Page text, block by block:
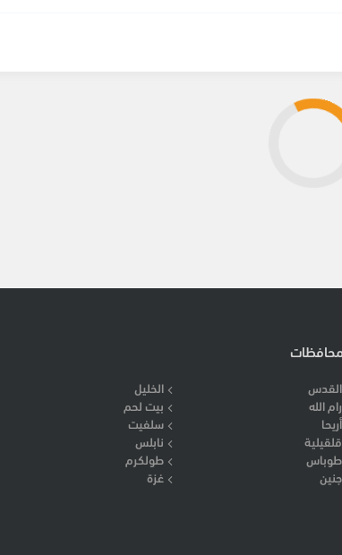
القدس
الخليل
رام الله
بيت لحم
أريحا
سلفيت
قلقيلية
نابلس
طوباس
طولكرم
جنين
غزة